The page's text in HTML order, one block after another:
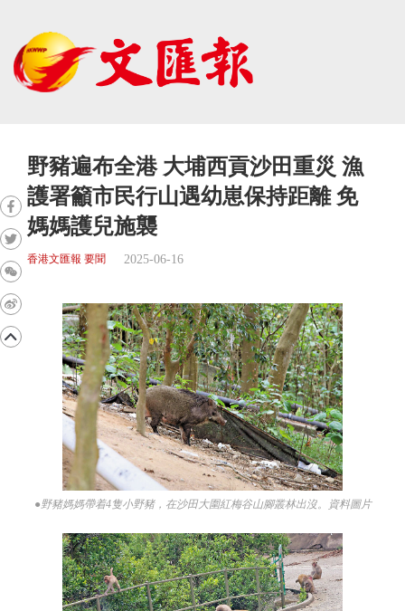
野豬遍布全港 大埔西貢沙田重災 漁
護署籲市民行山遇幼崽保持距離 免
媽媽護兒施襲
香港文匯報 要聞 2025-06-16
●野豬媽媽帶着4隻小野豬，在沙田大圍紅梅谷山腳叢林出沒。資料圖片